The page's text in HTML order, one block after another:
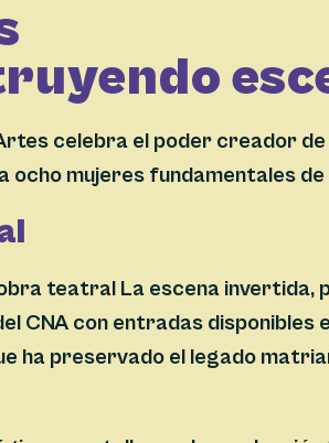
celebra el poder creador
ocho mujeres fundamentales
teatral La escena invertida,
CNA con entradas
ha preservado el legado